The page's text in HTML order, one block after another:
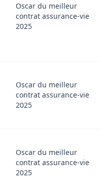
Oscar du meilleur
contrat assurance-vie
2025
Oscar du meilleur
contrat assurance-vie
2025
Oscar du meilleur
contrat assurance-vie
2025